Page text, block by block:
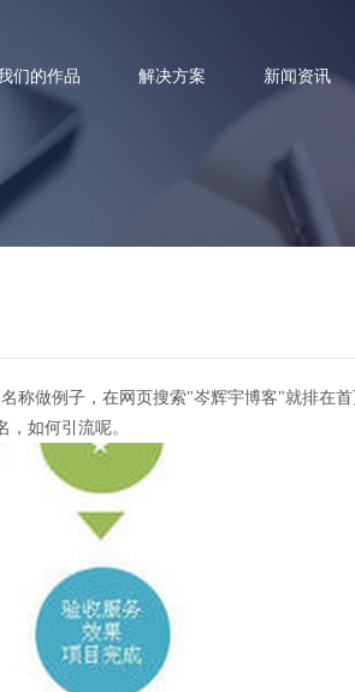
们的作品 解决方案 新闻资讯
称做例子，在网页搜索"岑辉宇博客"就排在
如何引流呢。